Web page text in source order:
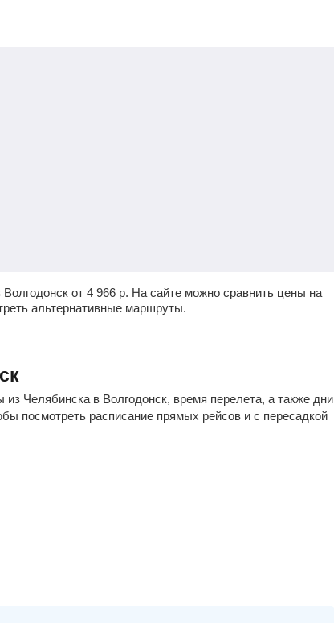
от 4 966 р. На сайте можно сравнить цены на
альтернативные маршруты.
Челябинска в Волгодонск, время перелета, а также дни
посмотреть расписание прямых рейсов и с пересадкой